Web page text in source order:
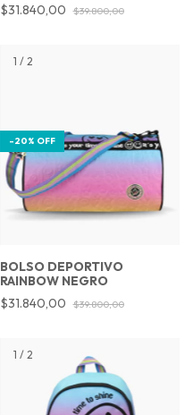
$31.840,00
$39.800,00
1 / 2
-20% OFF
BOLSO DEPORTIVO
RAINBOW NEGRO
$31.840,00
$39.800,00
1 / 2